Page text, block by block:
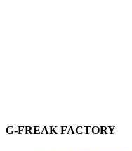
G-FREAK FACTORY